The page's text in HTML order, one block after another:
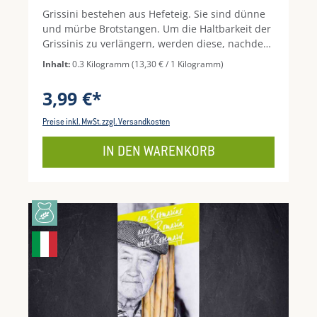
Grissini bestehen aus Hefeteig. Sie sind dünne
und mürbe Brotstangen. Um die Haltbarkeit der
Grissinis zu verlängern, werden diese, nachdem
sie aus dem Backofen kommen, noch getrocknet,
damit die letzte Restfeuchtigkeit aus dem
Snacken, Knabbern oder Dippen.
Inhalt:0.3 Kilogramm(13,30 € / 1 Kilogramm)
3,99 €*
Preise inkl. MwSt. zzgl. Versandkosten
IN DEN WARENKORB